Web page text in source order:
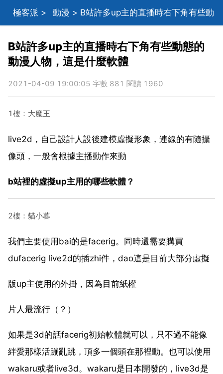
極客派 > 動漫 > B站許多up主的直播時右下角有些動
態的動漫人物，這是什麼軟體
B站許多up主的直播時右下角有些動態的
動漫人物，這是什麼軟體
2021-04-09 19:00:05 字數 881 閱讀 1960
1樓：大魔王
live2d，自己設計人設後建模虛擬形象，連線的有隨攝
像頭，一般會根據主播動作來動
b站裡的虛擬up主用的哪些軟體？
2樓：貓小暮
我們主要使用bai的是facerig。同時還需要購買
dufacerig live2d的插zhi件，dao這是目前大部分虛擬
版up主使用的外掛，因為目前紙權
片人最流行（？）
如果是3d的話facerig初始軟體就可以，只不過不能像
絆愛那樣活蹦亂跳，頂多一個頭在那裡動。也可以使用
wakaru或者live3d。wakaru是日本開發的，live3d是